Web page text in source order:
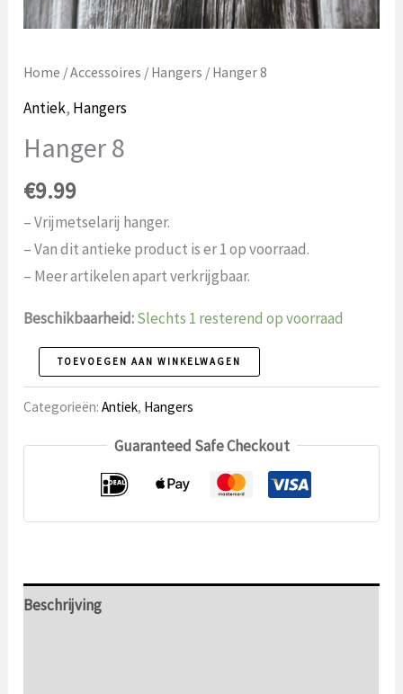
Home /Accessoires / Hangers / Hanger 8
Antiek, Hangers
Hanger 8
€9.99
– Vrijmetselarij hanger.
– Van dit antieke product is er 1 op voorraad.
– Meer artikelen apart verkrijgbaar.
Beschikbaarheid:Slechts 1 resterend op voorraad
Hanger
8
aantal
TOEVOEGEN AAN WINKELWAGEN
Categorieën:Antiek, Hangers
Guaranteed Safe Checkout
Beschrijving